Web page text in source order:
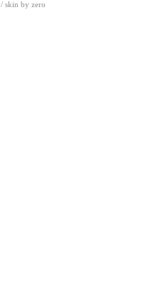
/ skin by zero